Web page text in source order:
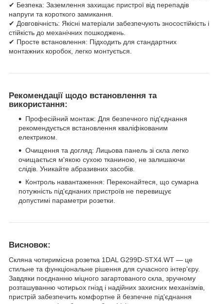
✔ Безпека: Заземлення захищає пристрої від перепадів
напруги та короткого замикання.
✔ Довговічність: Якісні матеріали забезпечують зносостійкість і
стійкість до механічних пошкоджень.
✔ Просте встановлення: Підходить для стандартних
монтажних коробок, легко монтується.
Рекомендації щодо встановлення та
використання:
Професійний монтаж: Для безпечного під'єднання
рекомендується встановлення кваліфікованим
електриком.
Очищення та догляд: Лицьова панель зі скла легко
очищається м'якою сухою тканиною, не залишаючи
слідів. Уникайте абразивних засобів.
Контроль навантаження: Переконайтеся, що сумарна
потужність під'єднаних пристроїв не перевищує
допустимі параметри розетки.
Висновок:
Скляна чотиримісна розетка 1DAL G299D-STX4.WT — це
стильне та функціональне рішення для сучасного інтер'єру.
Завдяки поєднанню міцного загартованого скла, зручному
розташуванню чотирьох гнізд і надійних захисних механізмів,
пристрій забезпечить комфортне й безпечне під'єднання